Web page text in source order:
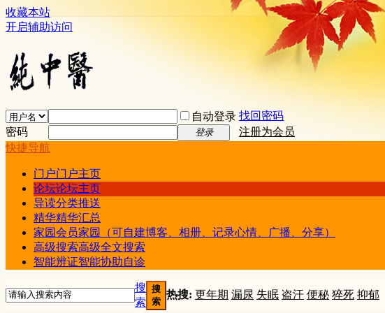
收藏本站
开启辅助访问
自动登录 找回密码
密码
登录
注册为会员
快捷导航
门户门户主页
论坛论坛主页
导读分类推送
精华精华汇总
家园会员家园（可自建博客、相册、记录心情、广播、分享）
高级搜索高级全文搜索
智能辨证智能协助自诊
搜
索
搜
索
热搜: 更年期 漏尿 失眠 盗汗 便秘 猝死 抑郁